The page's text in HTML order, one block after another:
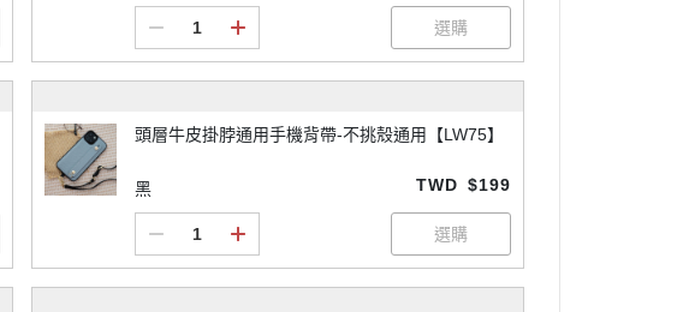
頭層牛皮掛脖通用手機背帶-不挑殼通用【LW75】
黑 TWD $199